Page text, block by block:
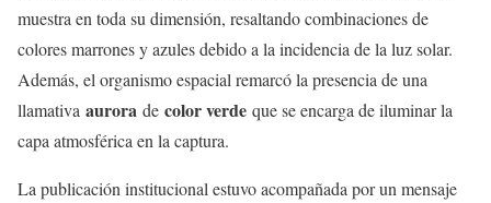
muestra en toda su dimensión, resaltando combinaciones de
colores marrones y azules debido a la incidencia de la luz solar.
Además, el organismo espacial remarcó la presencia de una
llamativa aurora de color verde que se encarga de iluminar la
capa atmosférica en la captura.
La publicación institucional estuvo acompañada por un mensaje